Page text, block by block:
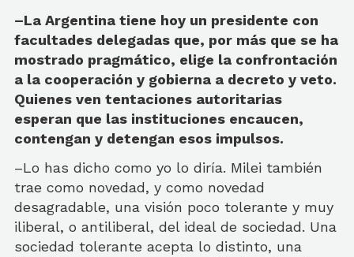
–La Argentina tiene hoy un presidente con
facultades delegadas que, por más que se ha
mostrado pragmático, elige la confrontación
a la cooperación y gobierna a decreto y veto.
Quienes ven tentaciones autoritarias
esperan que las instituciones encaucen,
contengan y detengan esos impulsos.
–Lo has dicho como yo lo diría. Milei también
trae como novedad, y como novedad
desagradable, una visión poco tolerante y muy
iliberal, o antiliberal, del ideal de sociedad. Una
sociedad tolerante acepta lo distinto, una